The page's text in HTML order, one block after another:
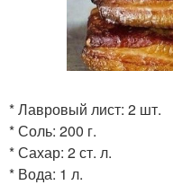
* Лавровый лист: 2 шт.
* Соль: 200 г.
* Сахар: 2 ст. л.
* Вода: 1 л.